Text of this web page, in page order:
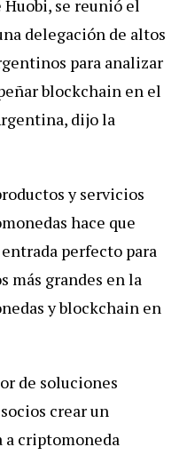
Huobi, se reunió el
delegación de altos
para analizar
blockchain en el
dijo la
y servicios
hace que
perfecto para
más grandes en la
y blockchain en
de soluciones
crear un
a criptomoneda